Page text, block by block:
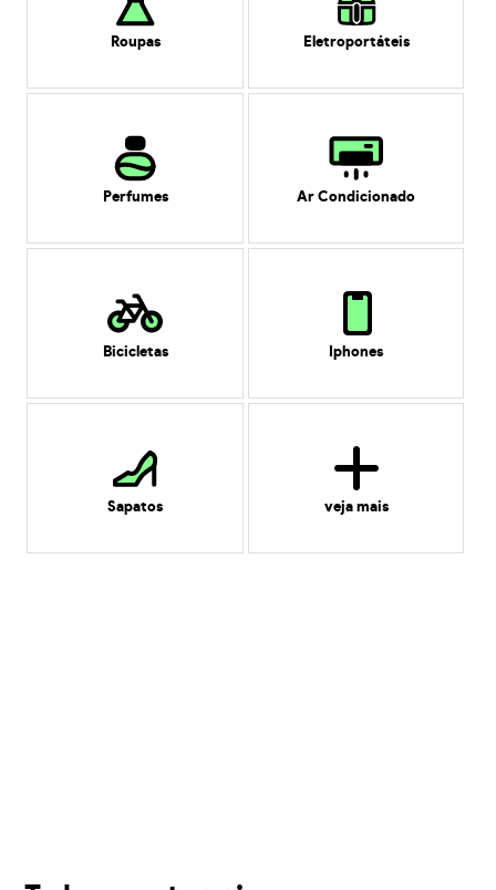
Roupas Eletroportáteis
Perfumes Ar Condicionado
Bicicletas Iphones
Sapatos veja mais